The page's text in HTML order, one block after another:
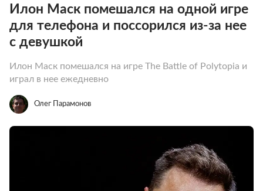
Илон Маск помешался на одной игре
для телефона и поссорился из-за нее
с девушкой
Илон Маск помешался на игре The Battle of Polytopia и
играл в нее ежедневно
Олег Парамонов